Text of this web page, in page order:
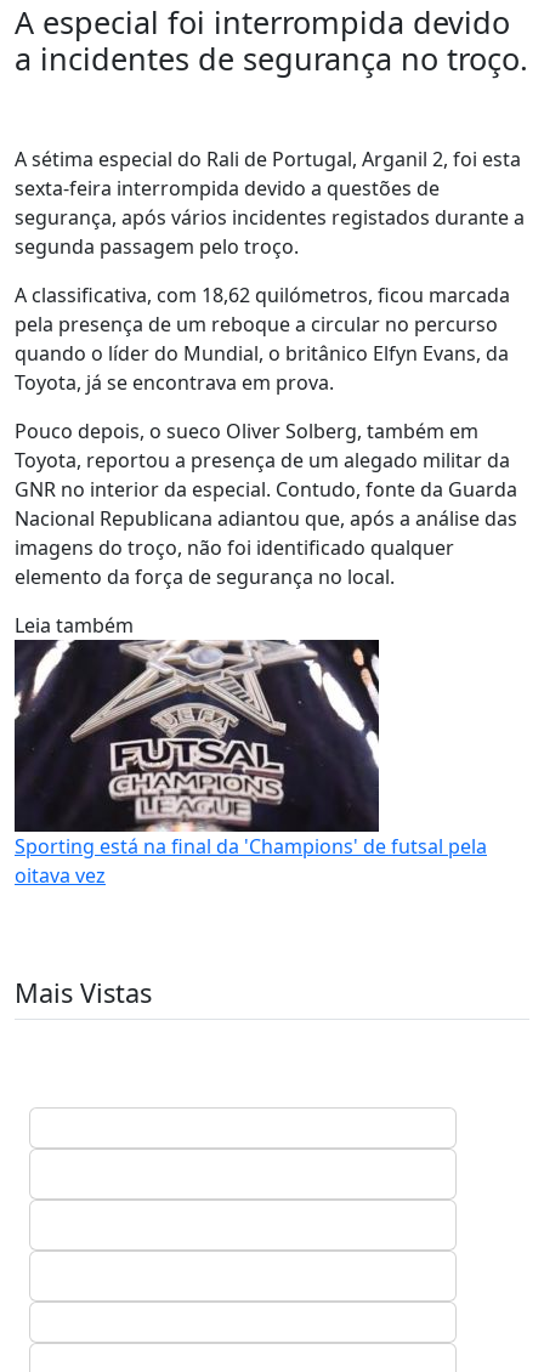
A especial foi interrompida devido
a incidentes de segurança no troço.
A sétima especial do Rali de Portugal, Arganil 2, foi esta
sexta-feira interrompida devido a questões de
segurança, após vários incidentes registados durante a
segunda passagem pelo troço.
A classificativa, com 18,62 quilómetros, ficou marcada
pela presença de um reboque a circular no percurso
quando o líder do Mundial, o britânico Elfyn Evans, da
Toyota, já se encontrava em prova.
Pouco depois, o sueco Oliver Solberg, também em
Toyota, reportou a presença de um alegado militar da
GNR no interior da especial. Contudo, fonte da Guarda
Nacional Republicana adiantou que, após a análise das
imagens do troço, não foi identificado qualquer
elemento da força de segurança no local.
Leia também
Sporting está na final da 'Champions' de futsal pela
oitava vez
Mais Vistas